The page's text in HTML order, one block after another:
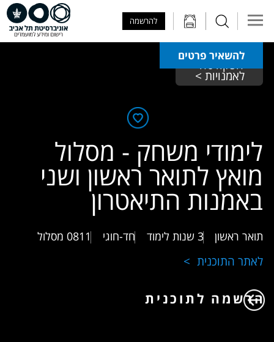
להרשמה
להשאיר פרטים
הפקולטה
לאמנויות >
לימודי משחק - מסלול
מואץ לתואר ראשון ושני
באמנות התיאטרון
תואר ראשון 3 שנות לימוד חד-חוגי 0811 מסלול
לאתר התוכנית
הרשמה לתוכנית